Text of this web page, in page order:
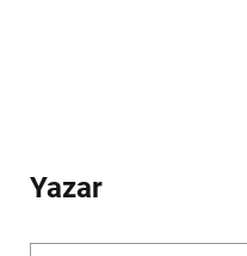
Yazar